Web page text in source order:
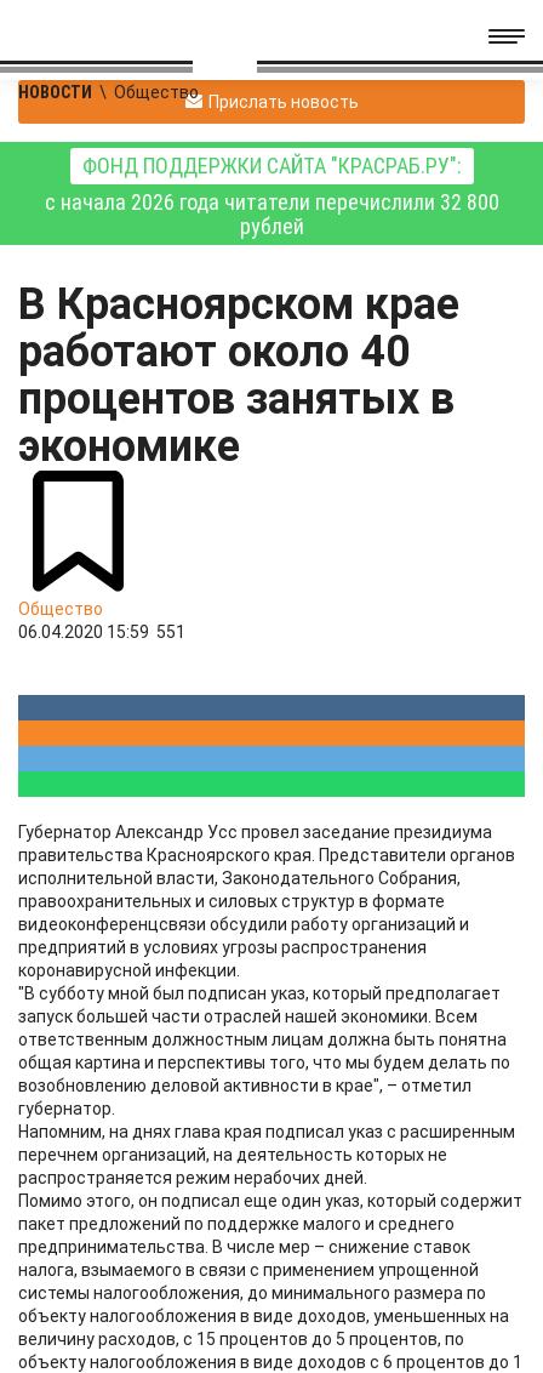
НОВОСТИ \ Общество Прислать новость
ФОНД ПОДДЕРЖКИ САЙТА "КРАСРАБ.РУ":
с начала 2026 года читатели перечислили 32 800
рублей
В Красноярском крае
работают около 40
процентов занятых в
экономике
Общество
06.04.2020 15:59 551
Губернатор Александр Усс провел заседание президиума
правительства Красноярского края. Представители органов
исполнительной власти, Законодательного Собрания,
правоохранительных и силовых структур в формате
видеоконференцсвязи обсудили работу организаций и
предприятий в условиях угрозы распространения
коронавирусной инфекции.
"В субботу мной был подписан указ, который предполагает
запуск большей части отраслей нашей экономики. Всем
ответственным должностным лицам должна быть понятна
общая картина и перспективы того, что мы будем делать по
возобновлению деловой активности в крае", – отметил
губернатор.
Напомним, на днях глава края подписал указ с расширенным
перечнем организаций, на деятельность которых не
распространяется режим нерабочих дней.
Помимо этого, он подписал еще один указ, который содержит
пакет предложений по поддержке малого и среднего
предпринимательства. В числе мер – снижение ставок
налога, взымаемого в связи с применением упрощенной
системы налогообложения, до минимального размера по
объекту налогообложения в виде доходов, уменьшенных на
величину расходов, с 15 процентов до 5 процентов, по
объекту налогообложения в виде доходов с 6 процентов до 1